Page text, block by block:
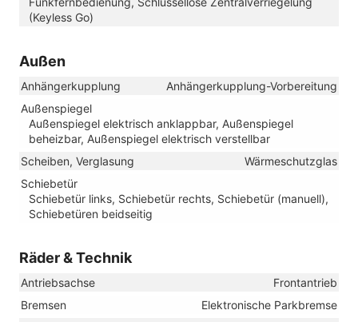
(Keyless Go)
Außen
Anhängerkupplung
Anhängerkupplung-Vorbereitung
Außenspiegel
Außenspiegel elektrisch anklappbar, Außenspiegel
beheizbar, Außenspiegel elektrisch verstellbar
Scheiben, Verglasung
Wärmeschutzglas
Schiebetür
Schiebetür links, Schiebetür rechts, Schiebetür (manuell),
Schiebetüren beidseitig
Räder & Technik
Antriebsachse
Frontantrieb
Bremsen
Elektronische Parkbremse